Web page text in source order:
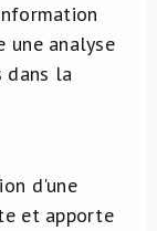
une analyse
dans la
d'une
et apporte